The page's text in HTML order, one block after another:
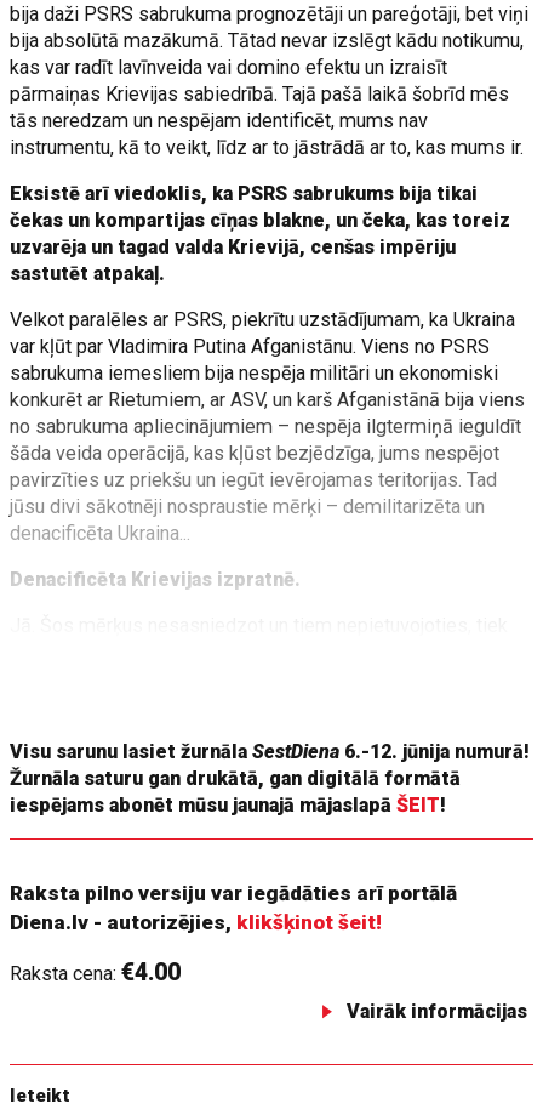
bija daži PSRS sabrukuma prognozētāji un pareģotāji, bet viņi
bija absolūtā mazākumā. Tātad nevar izslēgt kādu notikumu,
kas var radīt lavīnveida vai domino efektu un izraisīt
pārmaiņas Krievijas sabiedrībā. Tajā pašā laikā šobrīd mēs
tās neredzam un nespējam identificēt, mums nav
instrumentu, kā to veikt, līdz ar to jāstrādā ar to, kas mums ir.
Eksistē arī viedoklis, ka PSRS sabrukums bija tikai
čekas un kompartijas cīņas blakne, un čeka, kas toreiz
uzvarēja un tagad valda Krievijā, cenšas impēriju
sastutēt atpakaļ.
Velkot paralēles ar PSRS, piekrītu uzstādījumam, ka Ukraina
var kļūt par Vladimira Putina Afganistānu. Viens no PSRS
sabrukuma iemesliem bija nespēja militāri un ekonomiski
konkurēt ar Rietumiem, ar ASV, un karš Afganistānā bija viens
no sabrukuma apliecinājumiem – nespēja ilgtermiņā ieguldīt
šāda veida operācijā, kas kļūst bezjēdzīga, jums nespējot
pavirzīties uz priekšu un iegūt ievērojamas teritorijas. Tad
jūsu divi sākotnēji nospraustie mērķi – demilitarizēta un
denacificēta Ukraina...
Denacificēta Krievijas izpratnē.
Visu sarunu lasiet žurnālaSestDiena 6.-12. jūnija numurā!
Žurnāla saturu gan drukātā, gan digitālā formātā
iespējams abonēt mūsu jaunajā mājaslapāŠEIT!
Raksta pilno versiju var iegādāties arī portālā
Diena.lv - autorizējies, klikšķinot šeit!
Raksta cena:€4.00
Vairāk informācijas
Ieteikt